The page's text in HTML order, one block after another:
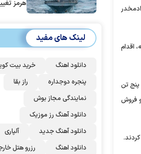
اقدام
پنج تن
و فروش
هرمز
لینک های مفید
دانلود اهنگ
خرید بیت
پنجره دوجداره
راز بقا
نمایندگی مجاز بوش
دانلود آهنگ رز‌ موزیک
دانلود آهنگ جدید
آلپاری
دانلود اهنگ
رزرو هتل